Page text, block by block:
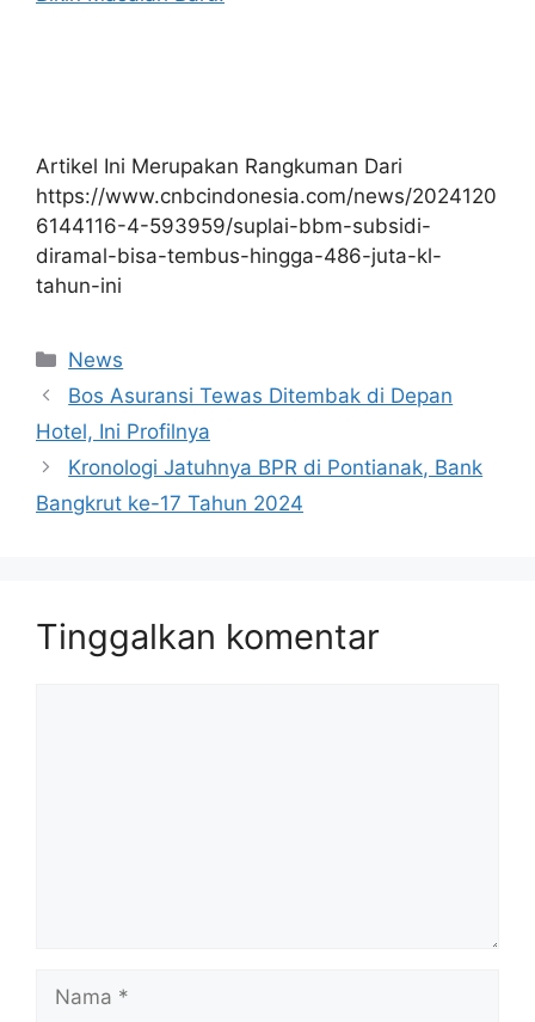
Artikel Ini Merupakan Rangkuman Dari
https://www.cnbcindonesia.com/news/2024120
6144116-4-593959/suplai-bbm-subsidi-
diramal-bisa-tembus-hingga-486-juta-kl-
tahun-ini
Kategori
News
Bos Asuransi Tewas Ditembak di Depan
Hotel, Ini Profilnya
Kronologi Jatuhnya BPR di Pontianak, Bank
Bangkrut ke-17 Tahun 2024
Tinggalkan komentar